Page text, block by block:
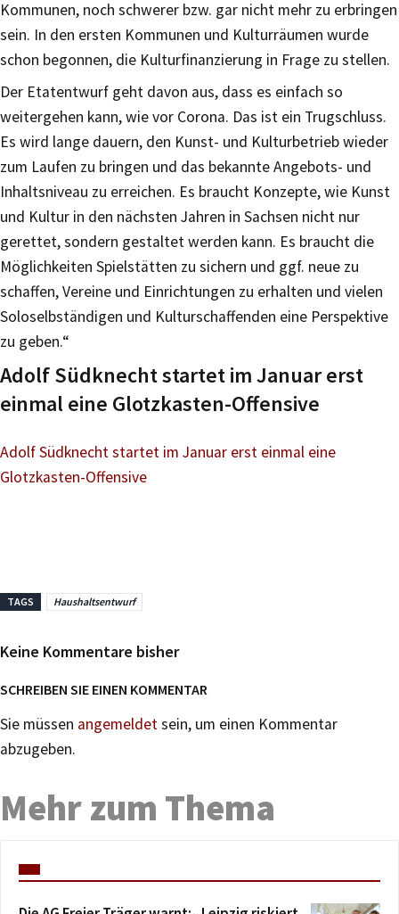
Kommunen, noch schwerer bzw. gar nicht mehr zu erbringen
sein. In den ersten Kommunen und Kulturräumen wurde
schon begonnen, die Kulturfinanzierung in Frage zu stellen.
Der Etatentwurf geht davon aus, dass es einfach so
weitergehen kann, wie vor Corona. Das ist ein Trugschluss.
Es wird lange dauern, den Kunst- und Kulturbetrieb wieder
zum Laufen zu bringen und das bekannte Angebots- und
Inhaltsniveau zu erreichen. Es braucht Konzepte, wie Kunst
und Kultur in den nächsten Jahren in Sachsen nicht nur
gerettet, sondern gestaltet werden kann. Es braucht die
Möglichkeiten Spielstätten zu sichern und ggf. neue zu
schaffen, Vereine und Einrichtungen zu erhalten und vielen
Soloselbständigen und Kulturschaffenden eine Perspektive
zu geben.“
Adolf Südknecht startet im Januar erst
einmal eine Glotzkasten-Offensive
Adolf Südknecht startet im Januar erst einmal eine
Glotzkasten-Offensive
TAGS Haushaltsentwurf
Keine Kommentare bisher
SCHREIBEN SIE EINEN KOMMENTAR
Sie müssen angemeldetsein, um einen Kommentar
abzugeben.
Mehr zum Thema